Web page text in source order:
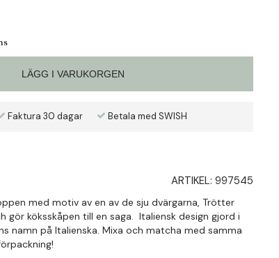
LÄGG I VARUKORGEN
Faktura 30 dagar Betala med SWISH
ARTIKEL: 997545
med motiv av en av de sju dvärgarna, Trötter
gör köksskåpen till en saga. Italiensk design gjord i
namn på Italienska. Mixa och matcha med samma